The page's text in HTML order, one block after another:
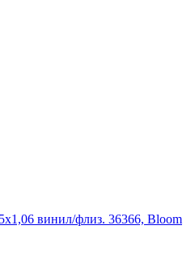
винил/флиз. 36366, Bloom